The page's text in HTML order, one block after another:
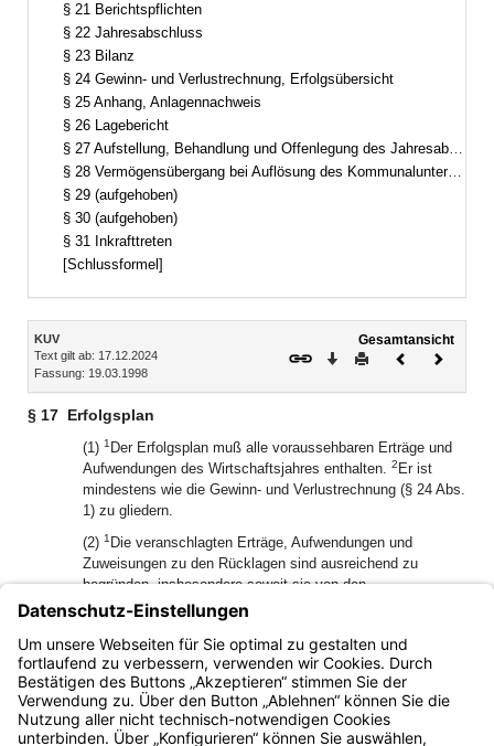
§ 21 Berichtspflichten
§ 22 Jahresabschluss
§ 23 Bilanz
§ 24 Gewinn- und Verlustrechnung, Erfolgsübersicht
§ 25 Anhang, Anlagennachweis
§ 26 Lagebericht
§ 27 Aufstellung, Behandlung und Offenlegung des Jahresabschlusses und des Lageberichts
§ 28 Vermögensübergang bei Auflösung des Kommunalunternehmens
§ 29 (aufgehoben)
§ 30 (aufgehoben)
§ 31 Inkrafttreten
[Schlussformel]
Inhalt
KUV
Text gilt ab: 17.12.2024
Fassung: 19.03.1998
Gesamtansicht
Download
DruckenVorheriges
§ 17 Erfolgsplan
(1) 1 Der Erfolgsplan muß alle voraussehbaren Erträge und
Aufwendungen des Wirtschaftsjahres enthalten. 2 Er ist
mindestens wie die Gewinn- und Verlustrechnung (§ 24 Abs.
1) zu gliedern.
(2) 1 Die veranschlagten Erträge, Aufwendungen und
Zuweisungen zu den Rücklagen sind ausreichend zu
begründen, insbesondere soweit sie von den
Vorjahreszahlen erheblich abweichen.
die Zahlen des Erfolgsplans des laufenden Jahres und die
abgerundeten Zahlen der Gewinn- und Verlustrechnung des
Vorjahres danebenzustellen.
Bayern.de